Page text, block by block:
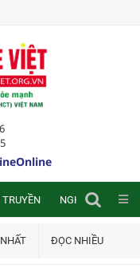
TRUYỀN NGHIÊN CỨU
ĐỌC NHIỀU